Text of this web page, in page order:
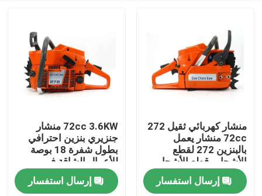
المنتجات
فيديوهات
منشار كهربائي ثقيل 272
72cc منشار يعمل
بالبنزين 272 لقطع
الأشجار وقطع الأشجار
الكبيرة
إرسال استفسار
72cc 3.6KW منشار
جنزيري بنزين احترافي
بطول شفرة 18 بوصة
للأعمال الشاقة في
الغابات والمزارع
إرسال استفسار